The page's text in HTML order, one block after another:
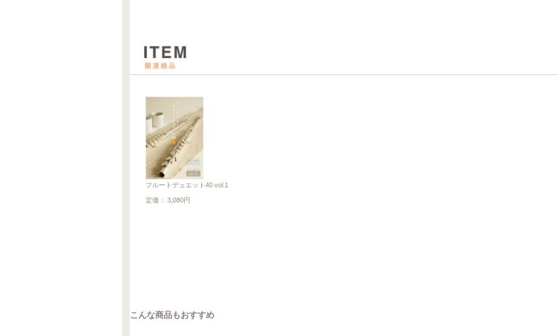
フルートデュエット40 vol.1
定価： 3,080円
こんな商品もおすすめ